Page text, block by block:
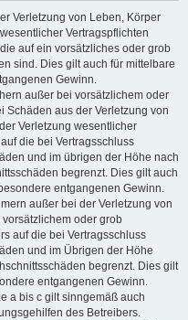
Verletzung von Leben, Körper
Vertragspflichten
auf ein vorsätzliches oder grob
sind. Dies gilt auch für mittelbare
Gewinn.
außer bei vorsätzlichem oder
Schäden aus der Verletzung von
Verletzung wesentlicher
die bei Vertragsschluss
und im übrigen der Höhe nach
begrenzt. Dies gilt auch
entgangenen Gewinn.
außer bei der Verletzung von
oder grob
auf die bei Vertragsschluss
und im Übrigen der Höhe
begrenzt. Dies gilt
entgangenen Gewinn.
a bis c gilt sinngemäß auch
des Betreibers.